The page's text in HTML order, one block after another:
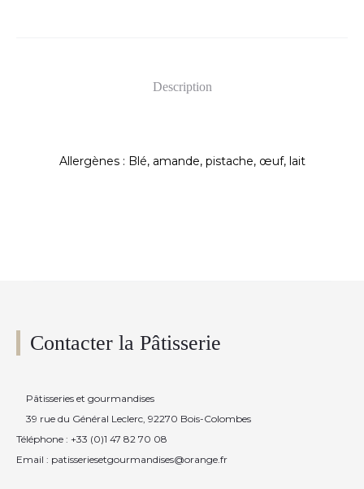
Description
Allergènes : Blé, amande, pistache, œuf, lait
Contacter la Pâtisserie
Pâtisseries et gourmandises
39 rue du Général Leclerc, 92270 Bois-Colombes
Téléphone : +33 (0)1 47 82 70 08
Email : patisseriesetgourmandises@orange.fr